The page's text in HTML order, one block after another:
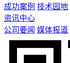
成功案例 技术园地
资讯中心
公司要闻 媒体报道